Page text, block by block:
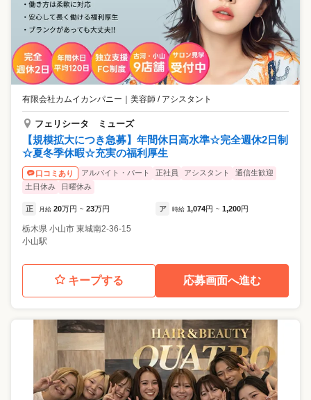
有限会社カムイカンパニー ｜ 美容師 / アシスタント
フェリシータ ミューズ
【規模拡大につき急募】年間休日高水準☆完全週休2日制
☆夏冬季休暇☆充実の福利厚生
口コミあり アルバイト・パート 正社員 アシスタント
通信生歓迎
土日休み
日曜休み
正 月給 20万円 ~ 23万円 ア 時給 1,074円 ~ 1,200円
栃木県 小山市 東城南2-36-15
小山駅
キープする 応募画面へ進む